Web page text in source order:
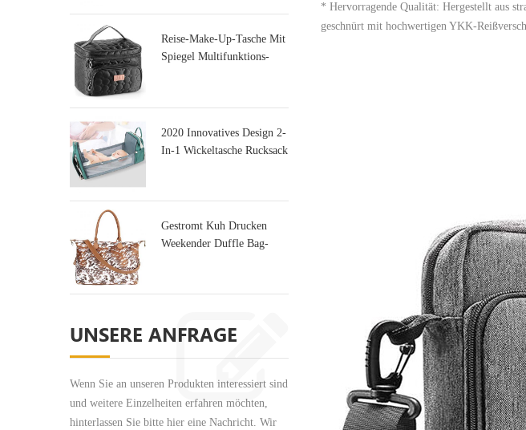
Reise-Make-Up-Tasche Mit
Spiegel Multifunktions-
2020 Innovatives Design 2-
In-1 Wickeltasche Rucksack
Gestromt Kuh Drucken
Weekender Duffle Bag-
UNSERE ANFRAGE
Wenn Sie an unseren Produkten interessiert sind
und weitere Einzelheiten erfahren möchten,
hinterlassen Sie bitte hier eine Nachricht. Wir
* Hervorragende Qualität: Hergestellt aus
geschnürt mit hochwertigen YKK-